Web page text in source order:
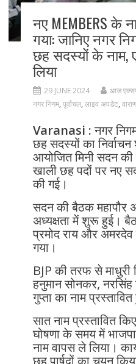
नए MEMBERS के
गया: जानिए नगर
छह सदस्यों के नाम,
लिया
29 JUNE 2024 आज
नगर निगम, पूर्वांचल, लाइव अपडेट,
Varanasi :नगर
छह सदस्यों का
आयोजित मिनी सदन
खाली छह पदों पर नए
की गई।
सदन की बैठक महापौर
अध्यक्षता में शुरू हुई।
प्रमोद राय और अमरदेव
गया।
BJP की तरफ से माधुरी
हनुमान सोनकर,
गुप्ता का नाम
सात नाम प्रस्तावित
घोषणा के समय में
नाम वापस ले लिया।
छह पार्षदों का चयन